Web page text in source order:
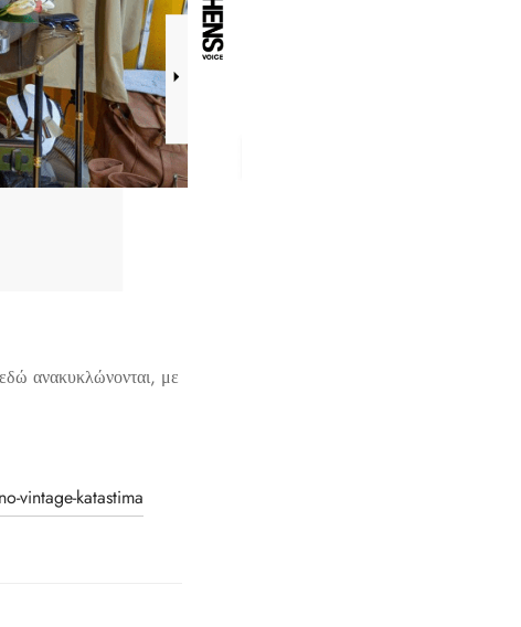
ανακυκλώνονται, με
vintage-katastima